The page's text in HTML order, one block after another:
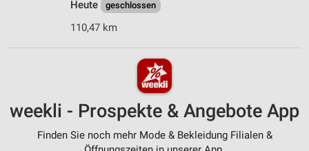
Heute
geschlossen
110,47 km
weekli - Prospekte & Angebote App
Finden Sie noch mehr Mode & Bekleidung Filialen &